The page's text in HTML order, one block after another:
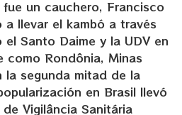
un cauchero, Francisco
a llevar el kambó a través
Santo Daime y la UDV en
Rondônia, Minas
la segunda mitad de la
en Brasil llevó
Vigilância Sanitária